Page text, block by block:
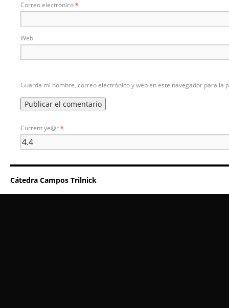
Correo electrónico*
Web
Guarda mi nombre, correo electrónico y web en este navegador para la
Current ye@r*
Cátedra Campos Trilnick